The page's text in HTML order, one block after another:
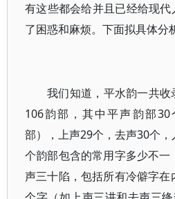
有这些都会给并且已经给现
了困惑和麻烦。下面拟具体分
我们知道，平水韵一共
106韵部，其中平声韵部
部），上声29个，去声30个
个韵部包含的常用字多少不
声三十陷，包括所有冷僻字